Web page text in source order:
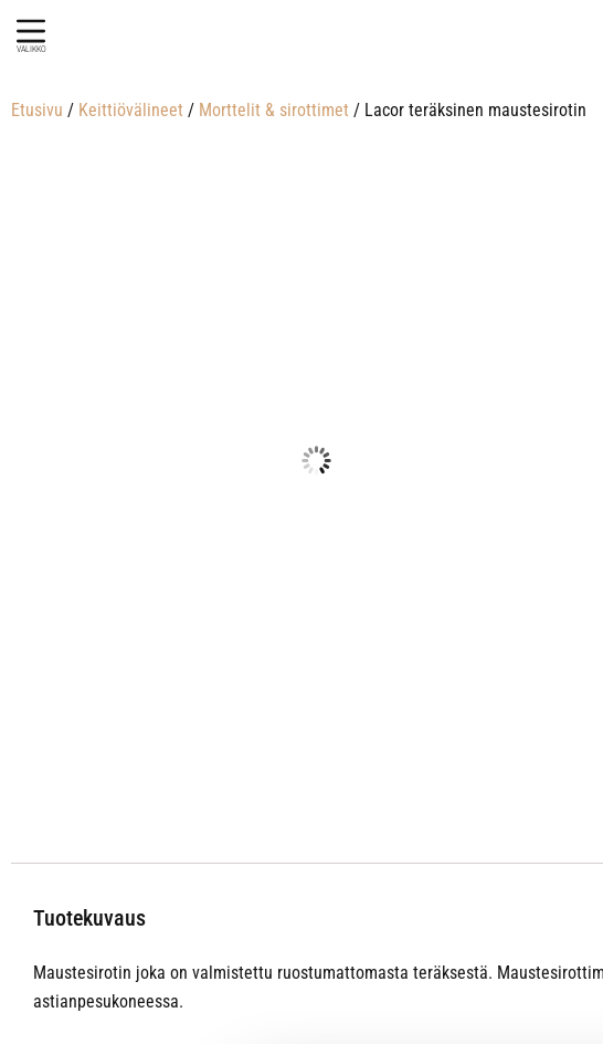
VALIKKO
Etusivu / Keittiövälineet / Morttelit & sirottimet / Lacor teräksinen maustesirotin
Tuotekuvaus
Maustesirotin joka on valmistettu ruostumattomasta teräksestä.
astianpesukoneessa.